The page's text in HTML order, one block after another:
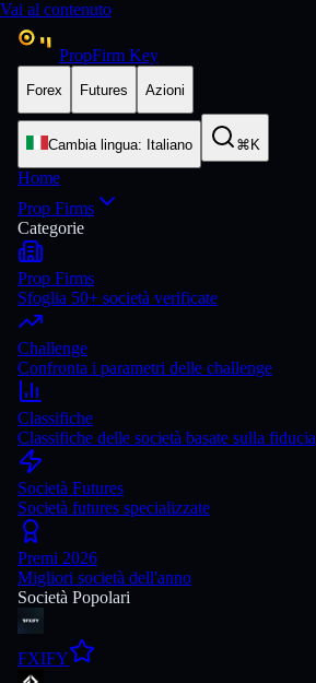
Vai al contenuto
PropFirm Key
Forex Futures Azioni
Cambia lingua: Italiano ⌘K
Home
Prop Firms
Categorie
Prop Firms
Sfoglia 50+ società verificate
Challenge
Confronta i parametri delle challenge
Classifiche
Classifiche delle società basate sulla fiducia
Società Futures
Società futures specializzate
Premi 2026
Migliori società dell'anno
Società Popolari
FXIFY